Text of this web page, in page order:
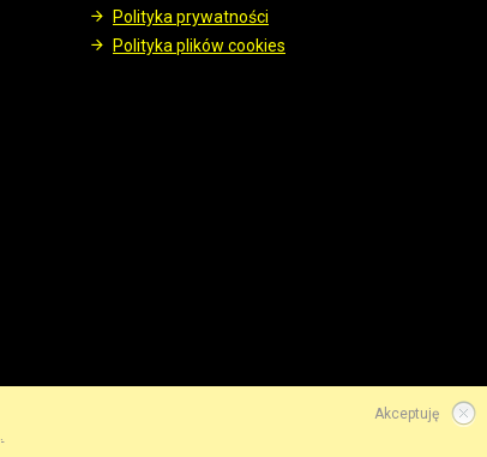
Polityka prywatności
Polityka plików cookies
Akceptuję